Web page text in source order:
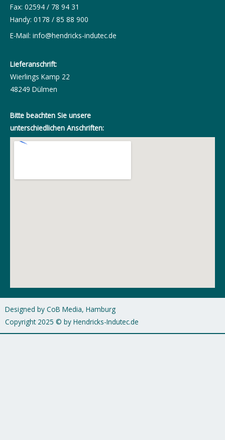
Fax: 02594 / 78 94 31
Handy: 0178 / 85 88 900
E-Mail: info@hendricks-indutec.de
Lieferanschrift:
Wierlings Kamp 22
48249 Dülmen
Bitte beachten Sie unsere
unterschiedlichen Anschriften:
Designed by CoB Media, Hamburg
Copyright 2025 © by Hendricks-Indutec.de